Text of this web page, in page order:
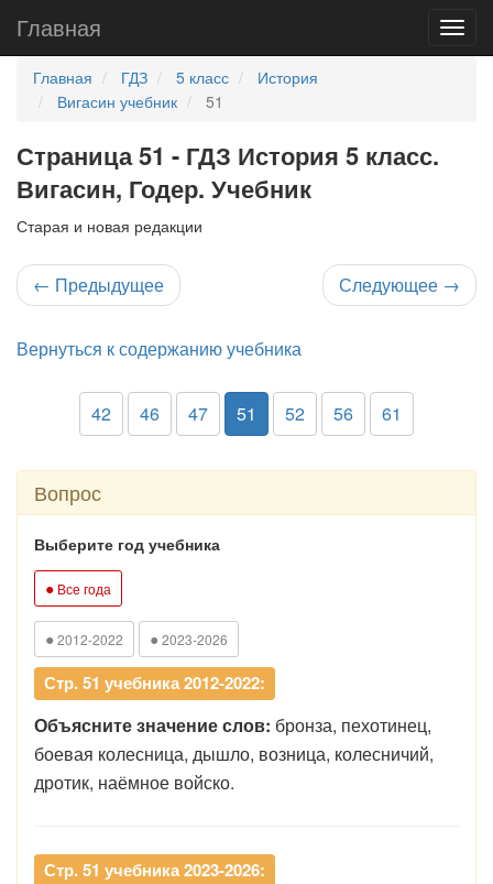
Главная
Главная ГДЗ 5 класс
История
Вигасин учебник
51
Страница 51 - ГДЗ История 5 класс.
Вигасин, Годер. Учебник
Старая и новая редакции
← Предыдущее Следующее →
Вернуться к содержанию учебника
42 46 47 51 52 56 61
Вопрос
Выберите год учебника
● Все года
● 2012-2022 ● 2023-2026
Стр. 51 учебника 2012-2022:
Объясните значение слов: бронза, пехотинец,
боевая колесница, дышло, возница, колесничий,
дротик, наёмное войско.
Стр. 51 учебника 2023-2026: